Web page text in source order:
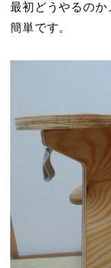
最初どうやるのか
簡単です。